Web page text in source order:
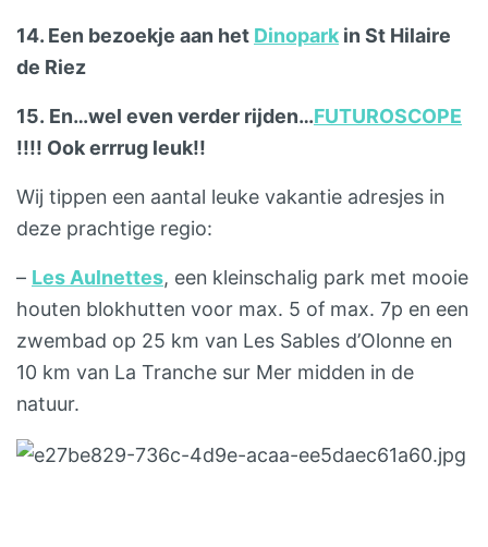
14. Een bezoekje aan het Dinopark in St Hilaire
de Riez
15. En…wel even verder rijden…FUTUROSCOPE
!!!! Ook errrug leuk!!
Wij tippen een aantal leuke vakantie adresjes in
deze prachtige regio:
– Les Aulnettes, een kleinschalig park met mooie
houten blokhutten voor max. 5 of max. 7p en een
zwembad op 25 km van Les Sables d’Olonne en
10 km van La Tranche sur Mer midden in de
natuur.